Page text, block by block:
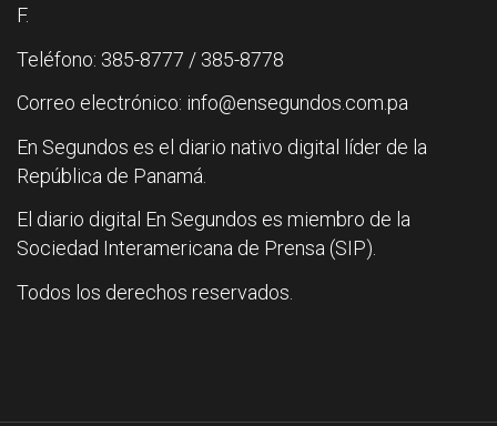
F.
Teléfono: 385-8777 / 385-8778
Correo electrónico: info@ensegundos.com.pa
En Segundos es el diario nativo digital líder de la
República de Panamá.
El diario digital En Segundos es miembro de la
Sociedad Interamericana de Prensa (SIP).
Todos los derechos reservados.